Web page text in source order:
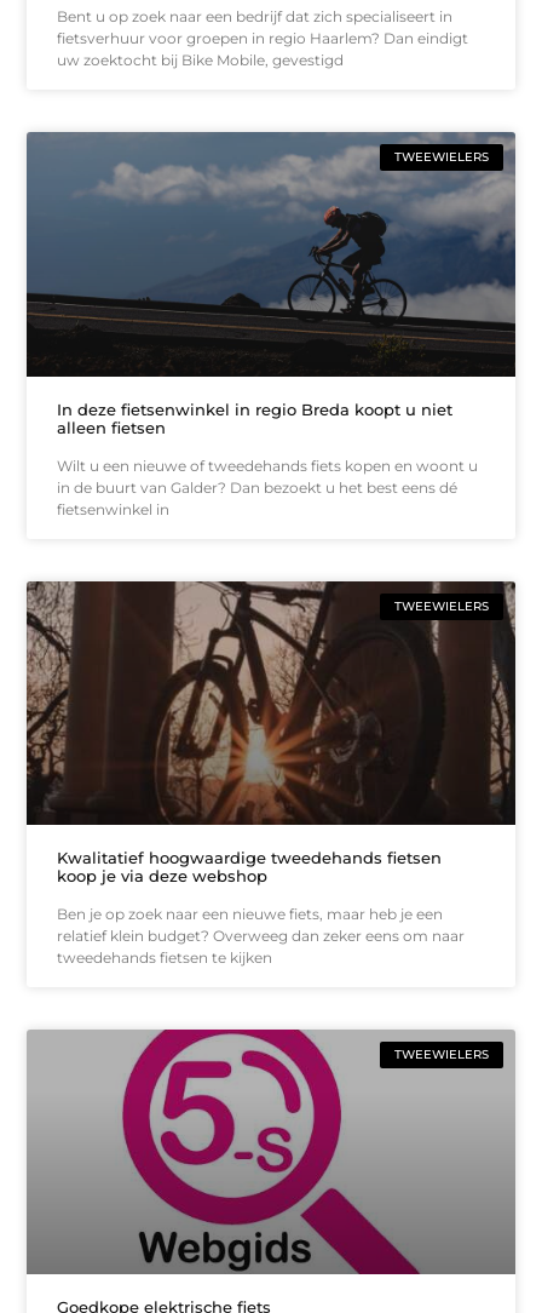
Bent u op zoek naar een bedrijf dat zich specialiseert in
fietsverhuur voor groepen in regio Haarlem? Dan eindigt
uw zoektocht bij Bike Mobile, gevestigd
TWEEWIELERS
In deze fietsenwinkel in regio Breda koopt u niet
alleen fietsen
Wilt u een nieuwe of tweedehands fiets kopen en woont u
in de buurt van Galder? Dan bezoekt u het best eens dé
fietsenwinkel in
TWEEWIELERS
Kwalitatief hoogwaardige tweedehands fietsen
koop je via deze webshop
Ben je op zoek naar een nieuwe fiets, maar heb je een
relatief klein budget? Overweeg dan zeker eens om naar
tweedehands fietsen te kijken
TWEEWIELERS
Goedkope elektrische fiets